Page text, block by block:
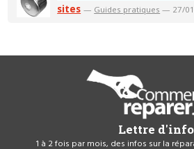
sites — Guides pratiques — 27/
Lettre d'info
1 à 2 fois par mois, des infos sur la